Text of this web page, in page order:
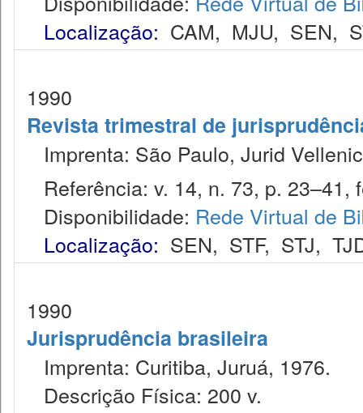
Localização: CAM, MJU, SEN,
1990
Revista trimestral de
Imprenta: São Paulo, Jurid
Referência: v. 14, n. 73, p. 23–41,
Disponibilidade: Rede Virtual de
Localização: SEN, STF, STJ,
1990
Jurisprudência brasileira
Imprenta: Curitiba, Juruá, 1976.
Descrição Física: 200 v.